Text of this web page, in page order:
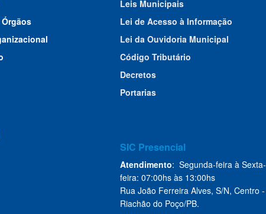
Leis Municipais
Lei de Acesso à Informação
Lei da Ouvidoria Municipal
Código Tributário
Decretos
Portarias
SIC Presencial
Atendimento: Segunda-feira à Sexta-
feira: 07:00hs às 13:00hs
Rua João Ferreira Alves, S/N, Centro -
Riachão do Poço/PB.